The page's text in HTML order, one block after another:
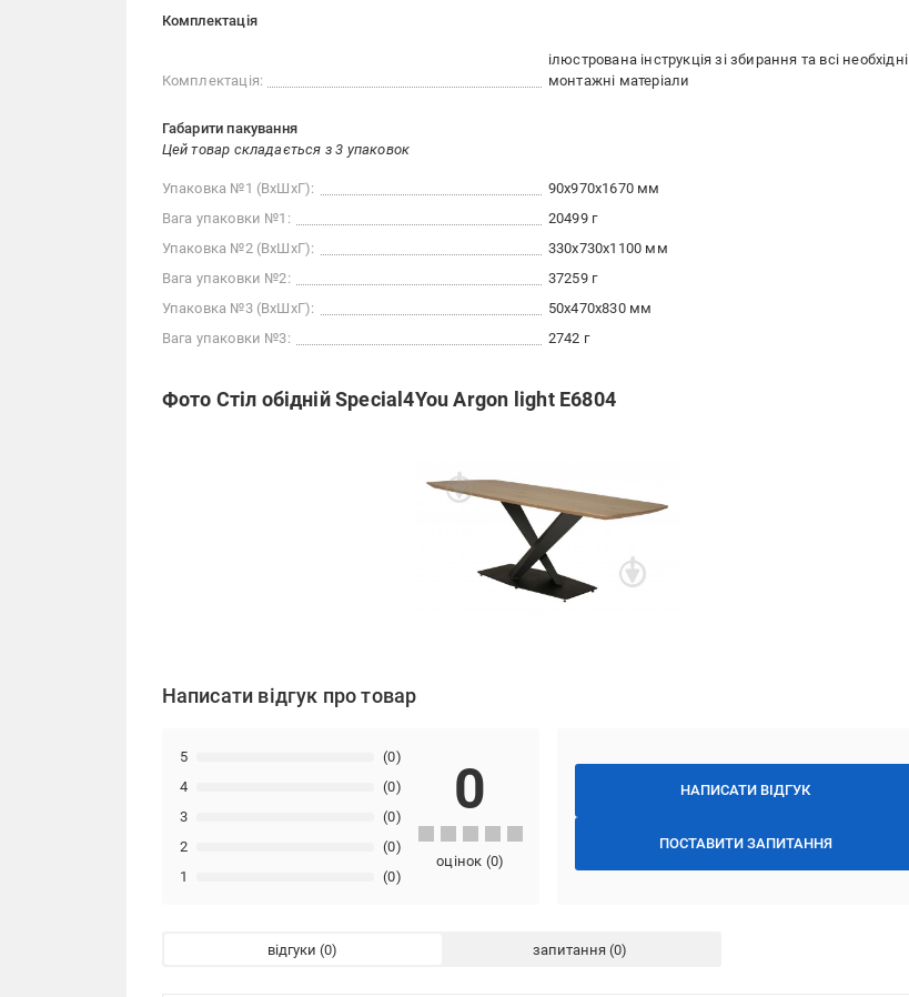
Комплектація
Комплектація:
ілюстрована інструкція зі збирання та всі необхідні
монтажні матеріали
Габарити пакування
Цей товар складається з 3 упаковок
Упаковка №1 (ВхШхГ):
90x970x1670 мм
Вага упаковки №1:
20499 г
Упаковка №2 (ВхШхГ):
330x730x1100 мм
Вага упаковки №2:
37259 г
Упаковка №3 (ВхШхГ):
50x470x830 мм
Вага упаковки №3:
2742 г
Фото Стіл обідній Special4You Argon light E6804
Написати відгук про товар
НАПИСАТИ ВІДГУК
ПОСТАВИТИ ЗАПИТАННЯ
1 (0)
2 (0)
3 (0)
4 (0)
5 (0)
0
оцінок (0)
відгуки запитання